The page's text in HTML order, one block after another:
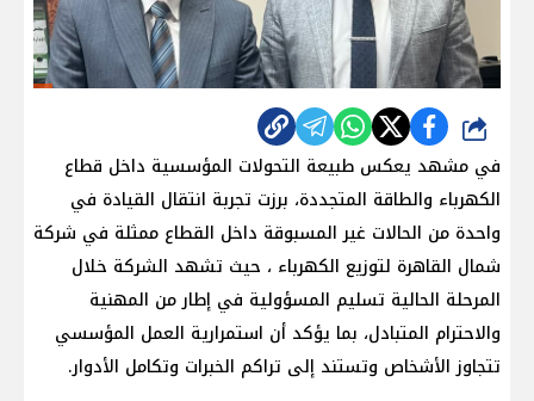
شارك
في مشهد يعكس طبيعة التحولات المؤسسية داخل قطاع
الكهرباء والطاقة المتجددة، برزت تجربة انتقال القيادة في
واحدة من الحالات غير المسبوقة داخل القطاع ممثلة في شركة
شمال القاهرة لتوزيع الكهرباء ، حيث تشهد الشركة خلال
المرحلة الحالية تسليم المسؤولية في إطار من المهنية
والاحترام المتبادل، بما يؤكد أن استمرارية العمل المؤسسي
تتجاوز الأشخاص وتستند إلى تراكم الخبرات وتكامل الأدوار.